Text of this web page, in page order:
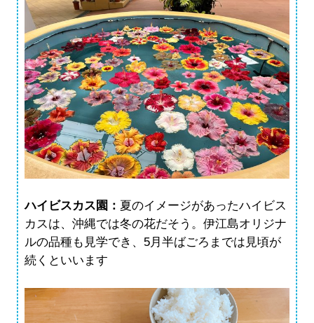
ハイビスカス園： 夏のイメージがあったハイビス
カスは、沖縄では冬の花だそう。伊江島オリジナ
ルの品種も見学でき、5月半ばごろまでは見頃が
続くといいます